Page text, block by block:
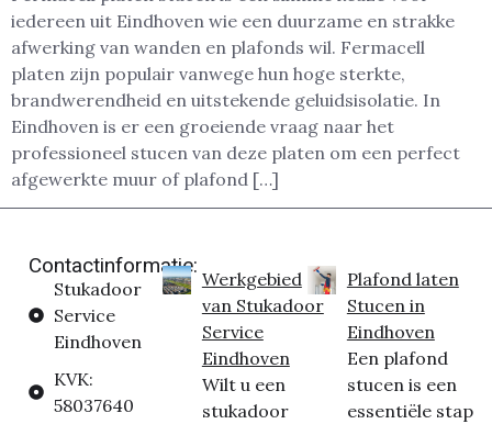
iedereen uit Eindhoven wie een duurzame en strakke
afwerking van wanden en plafonds wil. Fermacell
platen zijn populair vanwege hun hoge sterkte,
brandwerendheid en uitstekende geluidsisolatie. In
Eindhoven is er een groeiende vraag naar het
professioneel stucen van deze platen om een perfect
afgewerkte muur of plafond […]
Contactinformatie:
Stukadoor
Service
Eindhoven
KVK:
58037640
Werkgebied
van Stukadoor
Service
Eindhoven
Wilt u een
stukadoor
Plafond laten
Stucen in
Eindhoven
Een plafond
stucen is een
essentiële stap